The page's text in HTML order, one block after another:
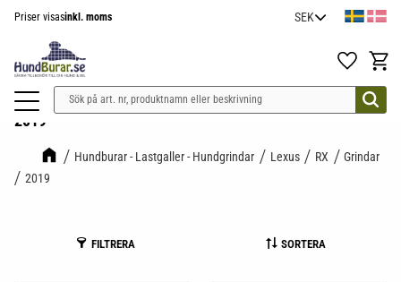
Priser visasinkl. moms
Favoriter
2019
Hundburar - Lastgaller - Hundgrindar Lexus RX
Grindar
2019
FILTRERA SORTERA